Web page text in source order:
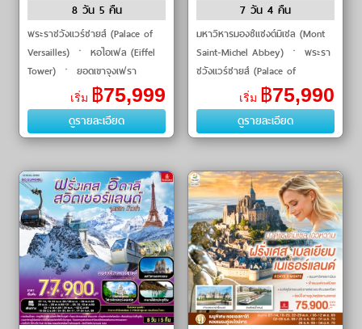
8 วัน 5 คืน
พระราชวังแวร์ซายส์ (Palace of
Versailles) ㆍ หอไอเฟล (Eiffel
Tower) ㆍ ยอดเขาจุงเฟรา
(Jungfraujoch) ㆍ สะพานไม้ชา
เปล (Chapel Bridge) ㆍ มหา
วิหารดูโอโม่มิลา�
เริ่ม ฿75,999
ดูรายละเอียด
7 วัน 4 คืน
มหาวิหารมองซ์แซงต์มิเชล (Mont
Saint-Michel Abbey) ㆍ พระรา
ชวังแวร์ซายส์ (Palace of
Versailles) ㆍ ล่องเรือแม่น้ำแซน
(Seine River Cruise) ㆍ พิพิธ
ภัณฑ์ลูฟ�
เริ่ม ฿75,990
ดูรายละเอียด